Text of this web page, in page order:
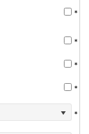
*
*
*
*
*